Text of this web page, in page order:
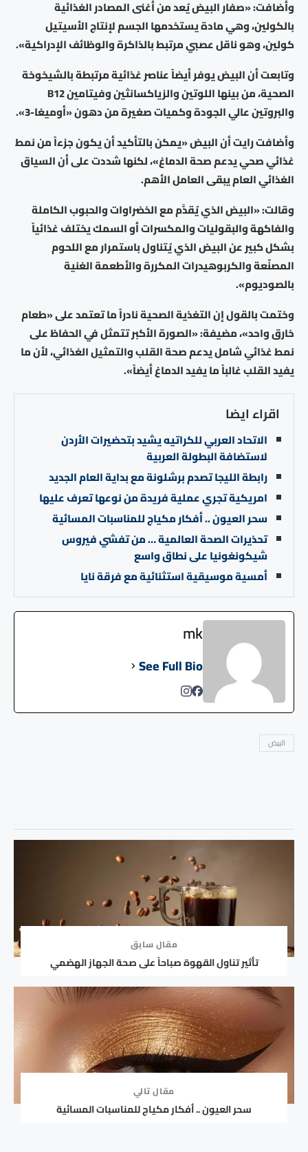
وأضافت: «صفار البيض يُعد من أغنى المصادر الغذائية
بالكولين، وهي مادة يستخدمها الجسم لإنتاج الأسيتيل
كولين، وهو ناقل عصبي مرتبط بالذاكرة والوظائف الإدراكية».
وتابعت أن البيض يوفر أيضاً عناصر غذائية مرتبطة بالشيخوخة
الصحية، من بينها اللوتين والزياكسانثين وفيتامين B12
والبروتين عالي الجودة وكميات صغيرة من دهون «أوميغا-3».
وأضافت رايت أن البيض «يمكن بالتأكيد أن يكون جزءاً من نمط
غذائي صحي يدعم صحة الدماغ»، لكنها شددت على أن السياق
الغذائي العام يبقى العامل الأهم.
وقالت: «البيض الذي يُقدَّم مع الخضراوات والحبوب الكاملة
والفاكهة والبقوليات والمكسرات أو السمك يختلف غذائياً
بشكل كبير عن البيض الذي يُتناول باستمرار مع اللحوم
المصنّعة والكربوهيدرات المكررة والأطعمة الغنية
بالصوديوم».
وختمت بالقول إن التغذية الصحية نادراً ما تعتمد على «طعام
خارق واحد»، مضيفة: «الصورة الأكبر تتمثل في الحفاظ على
نمط غذائي شامل يدعم صحة القلب والتمثيل الغذائي، لأن ما
يفيد القلب غالباً ما يفيد الدماغ أيضاً».
اقراء ايضا
الاتحاد العربي للكراتيه يشيد بتحضيرات الأردن
لاستضافة البطولة العربية
رابطة الليجا تصدم برشلونة مع بداية العام الجديد
امريكية تجري عملية فريدة من نوعها تعرف عليها
سحر العيون .. أفكار مكياج للمناسبات المسائية
تحذيرات الصحة العالمية … من تفشي فيروس
شيكونغونيا على نطاق واسع
أمسية موسيقية استثنائية مع فرقة نايا
mk
See Full Bio
البيض
مقال سابق
تأثير تناول القهوة صباحاً على صحة الجهاز الهضمي
مقال تالي
سحر العيون .. أفكار مكياج للمناسبات المسائية